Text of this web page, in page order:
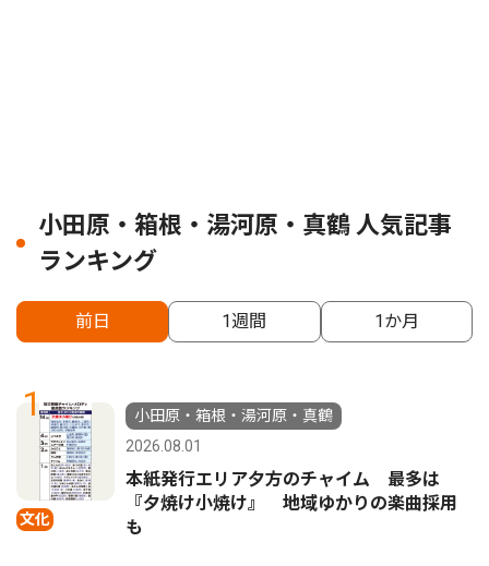
小田原・箱根・湯河原・真鶴 人気記事
ランキング
前日 1週間 1か月
1
文化
小田原・箱根・湯河原・真鶴
2026.08.01
本紙発行エリア夕方のチャイム 最多は
『夕焼け小焼け』 地域ゆかりの楽曲採用
も